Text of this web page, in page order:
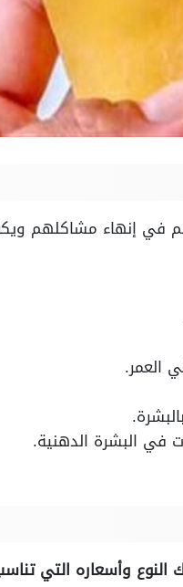
في إنهاء مشاكلهم
العمر.
في البشرة الدهنية.
وأسعاره التي